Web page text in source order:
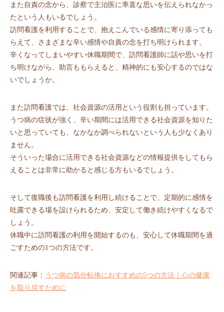
また自責の念から、診察で主治医に率直な思いを伝えられなかっ
たという人もいるでしょう。
訪問看護を利用することで、抱えこんでいる感情に寄り添っても
らえて、さまざまな辛い感情や自責の念を打ち明けられます。
辛くなってしまいやすい休職期間で、訪問看護師に話や思いを打
ち明けながら、助言ももらえると、精神的にも安心するのではな
いでしょうか。
また訪問看護では、社会資源の活用という役割も担っています。
うつ病の症状が強く、辛い期間には活用できる社会資源を知りた
いと思っていても、なかなか調べられないという人も少なくあり
ません。
そういった場合に活用できる社会資源などの情報提供をしてもら
えることは非常に助かると感じる方もいるでしょう。
そして復職後も訪問看護を利用し続けることで、定期的に感情を
吐露できる場を設けられるため、安定して働き続けやすくなるで
しょう。
休職中に訪問看護の利用を開始するのも、安心して休職期間を過
ごすための1つの方法です。
関連記事： うつ病の気分転換におすすめの5つの方法｜心の健康
を取り戻すために